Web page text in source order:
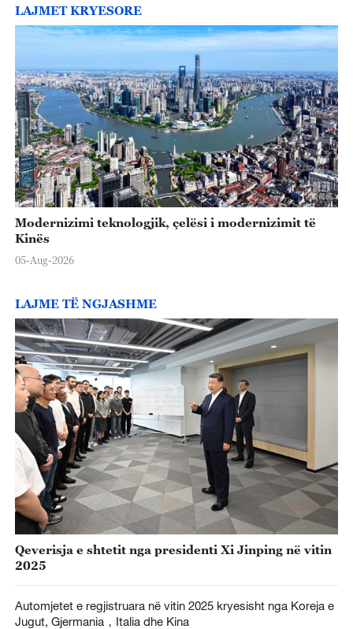
LAJMET KRYESORE
Modernizimi teknologjik, çelësi i modernizimit të
Kinës
05-Aug-2026
LAJME TË NGJASHME
Qeverisja e shtetit nga presidenti Xi Jinping në vitin
2025
Automjetet e regjistruara në vitin 2025 kryesisht nga Koreja e
Jugut, Gjermania，Italia dhe Kina